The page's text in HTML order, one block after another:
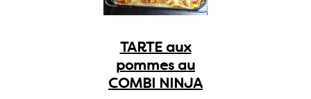
TARTE aux
pommes au
COMBI NINJA